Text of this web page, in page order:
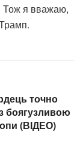
Тож я вважаю,
точно
боягузливою
(ВІДЕО)